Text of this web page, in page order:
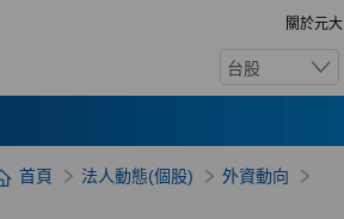
關於元大
台股
首頁 法人動態(個股) 外資動向